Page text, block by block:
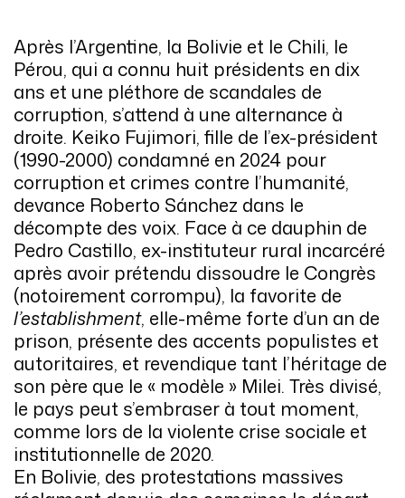
Après l’Argentine, la Bolivie et le Chili, le
Pérou, qui a connu huit présidents en dix
ans et une pléthore de scandales de
corruption, s’attend à une alternance à
droite. Keiko Fujimori, fille de l’ex-président
(1990-2000) condamné en 2024 pour
corruption et crimes contre l’humanité,
devance Roberto Sánchez dans le
décompte des voix. Face à ce dauphin de
Pedro Castillo, ex-instituteur rural incarcéré
après avoir prétendu dissoudre le Congrès
(notoirement corrompu), la favorite de
l’establishment, elle-même forte d’un an de
prison, présente des accents populistes et
autoritaires, et revendique tant l’héritage de
son père que le « modèle » Milei. Très divisé,
le pays peut s’embraser à tout moment,
comme lors de la violente crise sociale et
institutionnelle de 2020.
En Bolivie, des protestations massives